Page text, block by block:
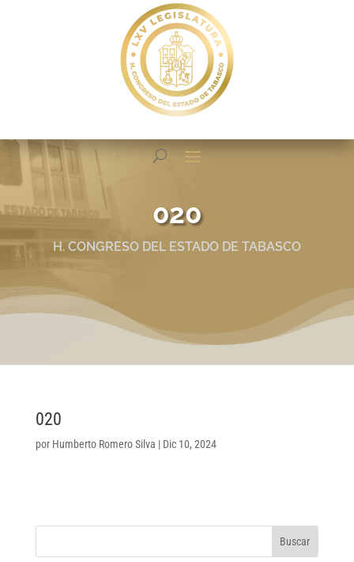
020
H. CONGRESO DEL ESTADO DE TABASCO
020
por Humberto Romero Silva | Dic 10, 2024